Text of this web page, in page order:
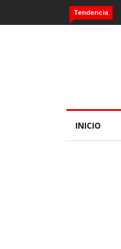
Tendencia
INICIO